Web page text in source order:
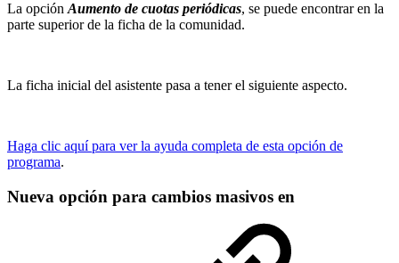
La opción Aumento de cuotas periódicas, se puede encontrar en la
parte superior de la ficha de la comunidad.
La ficha inicial del asistente pasa a tener el siguiente aspecto.
Haga clic aquí para ver la ayuda completa de esta opción de
programa.
Nueva opción para cambios masivos en